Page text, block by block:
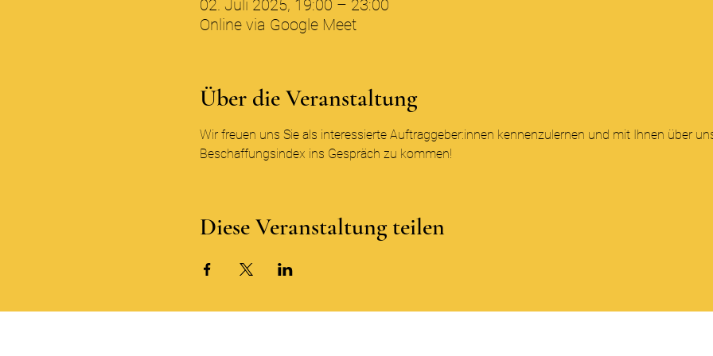
02. Juli 2025, 19:00 – 23:00
Online via Google Meet
Über die Veranstaltung
Wir freuen uns Sie als interessierte Auftraggeber:innen kennenzulernen und mit Ihnen über
Beschaffungsindex ins Gespräch zu kommen!
Diese Veranstaltung teilen